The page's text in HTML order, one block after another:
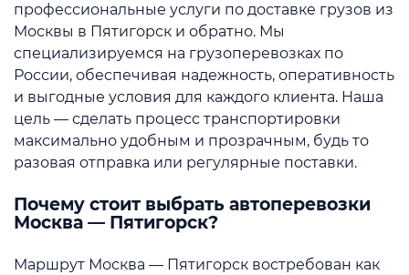
профессиональные услуги по доставке грузов из
Москвы в Пятигорск и обратно. Мы
специализируемся на грузоперевозках по
России, обеспечивая надежность, оперативность
и выгодные условия для каждого клиента. Наша
цель — сделать процесс транспортировки
максимально удобным и прозрачным, будь то
разовая отправка или регулярные поставки.
Почему стоит выбрать автоперевозки
Москва — Пятигорск?
Маршрут Москва — Пятигорск востребован как